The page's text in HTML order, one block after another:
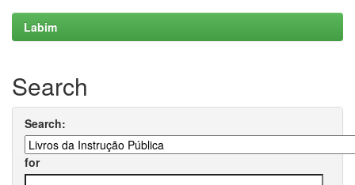
Labim
Search
Search:
for